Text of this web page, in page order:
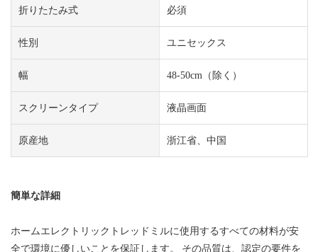
折りたたみ式 必須
性別 ユニセックス
幅 48-50cm（除く）
スクリーンタイプ 液晶画面
原産地 浙江省、中国
簡単な詳細
ホームエレクトリックトレッドミルに使用するすべての材料が安
全で環境に優しいことを保証します。 その品質は、認定の要件を